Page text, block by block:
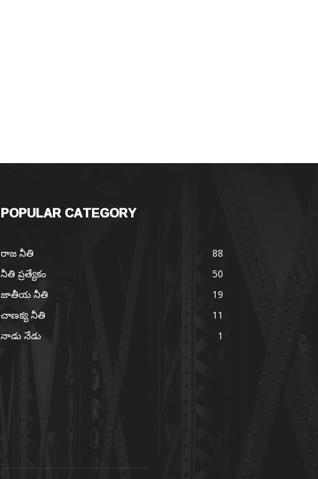
POPULAR CATEGORY
రాజ నీతి
88
నీతి ప్రత్యేకం
50
జాతీయ నీతి
19
చాణక్య నీతి
11
నాడు నేడు
1